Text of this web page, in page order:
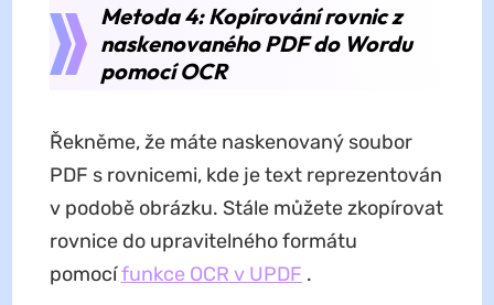
Metoda 4: Kopírování rovnic z
naskenovaného PDF do Wordu
pomocí OCR
Řekněme, že máte naskenovaný soubor
PDF s rovnicemi, kde je text reprezentován
v podobě obrázku. Stále můžete zkopírovat
rovnice do upravitelného formátu
pomocífunkce OCR v UPDF .